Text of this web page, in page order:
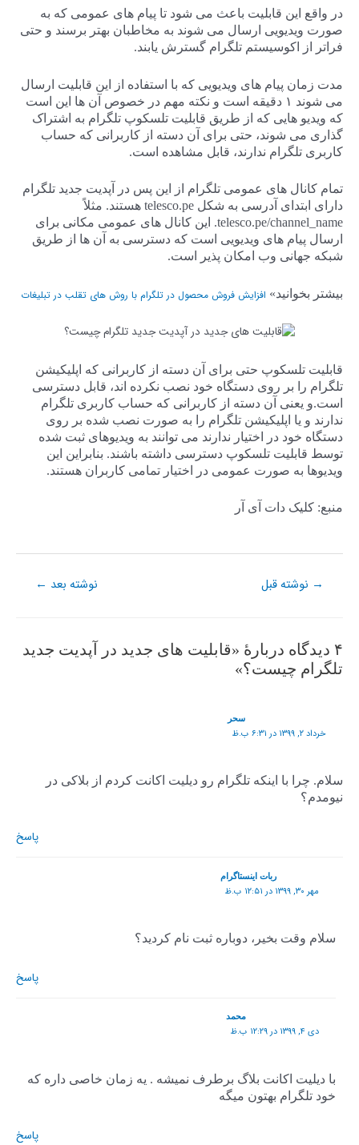
در واقع این قابلیت باعث می شود تا پیام های عمومی که به
صورت ویدیویی ارسال می شوند به مخاطبان بهتر برسند و حتی
فراتر از اکوسیستم تلگرام گسترش یابند.
مدت زمان پیام های ویدیویی که با استفاده از این قابلیت ارسال
می شوند ۱ دقیقه است و نکته مهم در خصوص آن ها این است
که ویدیو هایی که از طریق قابلیت تلسکوپ تلگرام به اشتراک
گذاری می شوند، حتی برای آن دسته از کاربرانی که حساب
کاربری تلگرام ندارند، قابل مشاهده است.
تمام کانال های عمومی تلگرام از این پس در آپدیت جدید تلگرام
دارای ابتدای آدرسی به شکل telesco.pe هستند. مثلاً
telesco.pe/channel_name. این کانال های عمومی مکانی برای
ارسال پیام های ویدیویی است که دسترسی به آن ها از طریق
شبکه جهانی وب امکان پذیر است.
بیشتر بخوانید» افزایش فروش محصول در تلگرام با روش های تقلب در تبلیغات
قابلیت تلسکوپ حتی برای آن دسته از کاربرانی که اپلیکیشن
تلگرام را بر روی دستگاه خود نصب نکرده اند، قابل دسترسی
است.و یعنی آن دسته از کاربرانی که حساب کاربری تلگرام
ندارند و یا اپلیکیشن تلگرام را به صورت نصب شده بر روی
دستگاه خود در اختیار ندارند می توانند به ویدیوهای ثبت شده
توسط قابلیت تلسکوپ دسترسی داشته باشند. بنابراین این
ویدیوها به صورت عمومی در اختیار تمامی کاربران هستند.
منبع: کلیک دات آی آر
→ نوشته قبل نوشته بعد ←
۴ دیدگاه دربارهٔ «قابلیت های جدید در آپدیت جدید
تلگرام چیست؟»
سحر
خرداد ۲, ۱۳۹۹ در ۶:۳۱ ب.ظ
سلام. چرا با اینکه تلگرام رو دیلیت اکانت کردم از بلاکی در
نیومدم؟
پاسخ
ربات اینستاگرام
مهر ۳۰, ۱۳۹۹ در ۱۲:۵۱ ب.ظ
سلام وقت بخیر، دوباره ثبت نام کردید؟
پاسخ
محمد
دی ۴, ۱۳۹۹ در ۱۲:۲۹ ب.ظ
با دیلیت اکانت بلاگ برطرف نمیشه . یه زمان خاصی داره که
خود تلگرام بهتون میگه
پاسخ